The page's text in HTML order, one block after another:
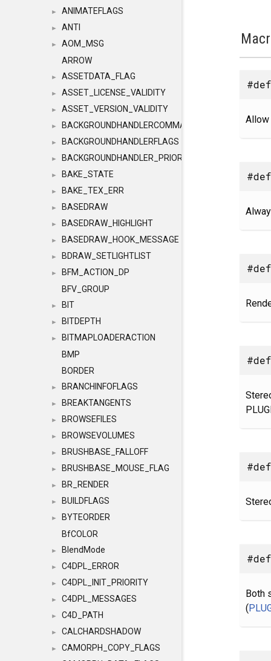
► ANIMATEFLAGS
► ANTI
►
AOM_MSG
ARROW
► ASSETDATA_FLAG
► ASSET_LICENSE_VALIDITY
► ASSET_VERSION_VALIDITY
► BACKGROUNDHANDLERCOMMAND
► BACKGROUNDHANDLERFLAGS
► BACKGROUNDHANDLER_PRIORITY
► BAKE_STATE
► BAKE_TEX_ERR
► BASEDRAW
► BASEDRAW_HIGHLIGHT
► BASEDRAW_HOOK_MESSAGE
► BDRAW_SETLIGHTLIST
►
BFM_ACTION_DP
BFV_GROUP
► BIT
► BITDEPTH
►
BITMAPLOADERACTION
BMP
BORDER
► BRANCHINFOFLAGS
► BREAKTANGENTS
► BROWSEFILES
► BROWSEVOLUMES
► BRUSHBASE_FALLOFF
► BRUSHBASE_MOUSE_FLAG
► BR_RENDER
► BUILDFLAGS
►
BYTEORDER
BfCOLOR
► BlendMode
► C4DPL_ERROR
► C4DPL_INIT_PRIORITY
► C4DPL_MESSAGES
► C4D_PATH
► CALCHARDSHADOW
►
CAMORPH_COPY_FLAGS
Both
(